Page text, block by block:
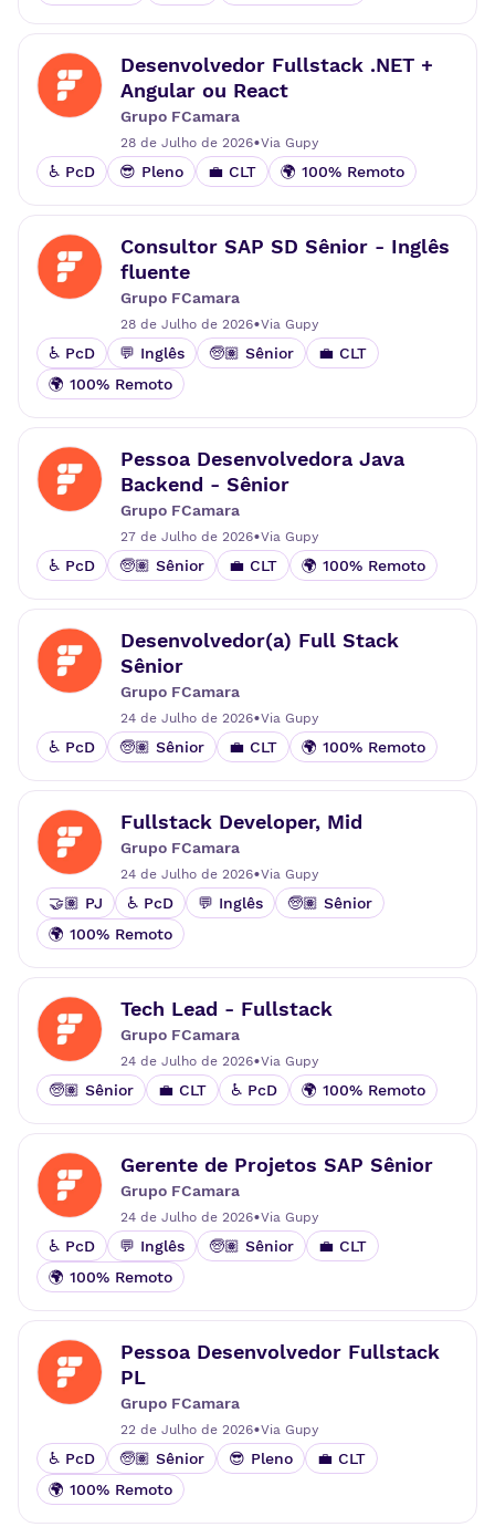
Desenvolvedor Fullstack .NET +
Angular ou React
Grupo FCamara
28 de Julho de 2026•Via Gupy
♿ PcD 😎 Pleno 💼 CLT 🌍 100% Remoto
Consultor SAP SD Sênior - Inglês
fluente
Grupo FCamara
28 de Julho de 2026•Via Gupy
♿ PcD 💬 Inglês 🧓🏽 Sênior
💼 CLT
🌍 100% Remoto
Pessoa Desenvolvedora Java
Backend - Sênior
Grupo FCamara
27 de Julho de 2026•Via Gupy
♿ PcD 🧓🏽 Sênior 💼 CLT 🌍 100% Remoto
Desenvolvedor(a) Full Stack
Sênior
Grupo FCamara
24 de Julho de 2026•Via Gupy
♿ PcD 🧓🏽 Sênior 💼 CLT 🌍 100% Remoto
Fullstack Developer, Mid
Grupo FCamara
24 de Julho de 2026•Via Gupy
🤝🏽 PJ ♿ PcD 💬 Inglês
🧓🏽 Sênior
🌍 100% Remoto
Tech Lead - Fullstack
Grupo FCamara
24 de Julho de 2026•Via Gupy
🧓🏽 Sênior 💼 CLT ♿ PcD 🌍 100% Remoto
Gerente de Projetos SAP Sênior
Grupo FCamara
24 de Julho de 2026•Via Gupy
♿ PcD 💬 Inglês 🧓🏽 Sênior
💼 CLT
🌍 100% Remoto
Pessoa Desenvolvedor Fullstack
PL
Grupo FCamara
22 de Julho de 2026•Via Gupy
♿ PcD 🧓🏽 Sênior 😎 Pleno
💼 CLT
🌍 100% Remoto